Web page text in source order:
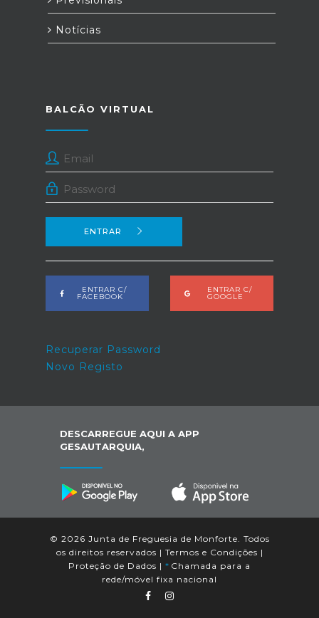
Notícias
BALCÃO VIRTUAL
ENTRAR
ENTRAR C/
FACEBOOK
ENTRAR C/
GOOGLE
Recuperar Password
Novo Registo
DESCARREGUE AQUI A APP
GESAUTARQUIA,
© 2026 Junta de Freguesia de Monforte. Todos
os direitos reservados | Termos e Condições |
Proteção de Dados | * Chamada para a
rede/móvel fixa nacional